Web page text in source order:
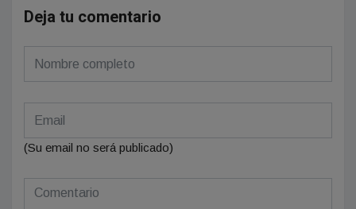
Deja tu comentario
(Su email no será publicado)